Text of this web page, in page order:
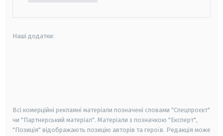
Наші додатки:
Всі комерційні рекламні матеріали позначені словами "Спецпроєкт"
чи "Партнерський матеріал". Матеріали з позначкою "Експерт",
"Позиція" відображають позицію авторів та героїв. Редакція може